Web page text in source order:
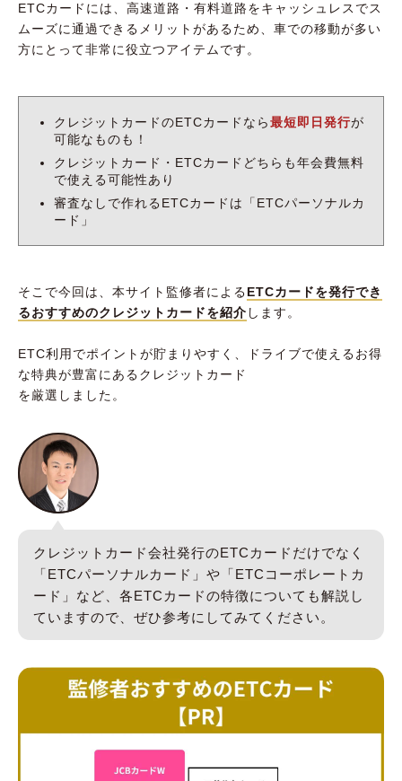
ETCカードには、高速道路・有料道路をキャッシュレスでス
ムーズに通過できるメリットがあるため、車での移動が多い
方にとって非常に役立つアイテムです。
クレジットカードのETCカードなら最短即日発行が
可能なものも！
クレジットカード・ETCカードどちらも年会費無料
で使える可能性あり
審査なしで作れるETCカードは「ETCパーソナルカ
ード」
そこで今回は、本サイト監修者によるETCカードを発行でき
るおすすめのクレジットカードを紹介 します。
ETC利用でポイントが貯まりやすく、ドライブで使えるお得
な特典が豊富にあるクレジットカード
を厳選しました。
クレジットカード会社発行のETCカードだけでなく
「ETCパーソナルカード」や「ETCコーポレートカ
ード」など、各ETCカードの特徴についても解説し
ていますので、ぜひ参考にしてみてください。